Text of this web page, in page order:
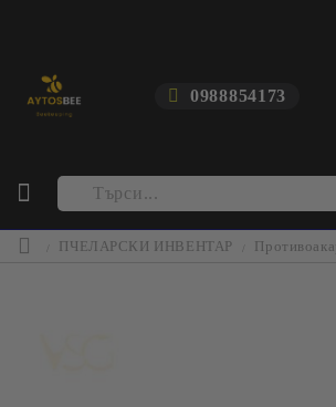
0988854173
ПЧЕЛАРСКИ ИНВЕНТАР